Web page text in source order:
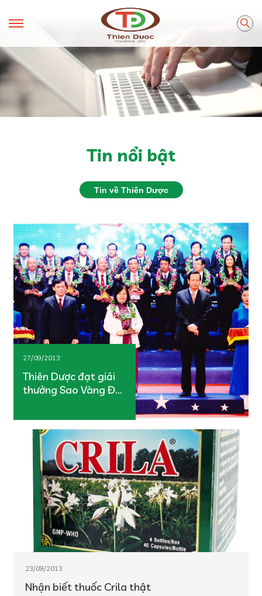
Tin nổi bật
Tin về Thiên Dược
27/09/2013
Thiên Dược đạt giải
thưởng Sao Vàng Đất
23/09/2013
Nhận biết thuốc Crila thật